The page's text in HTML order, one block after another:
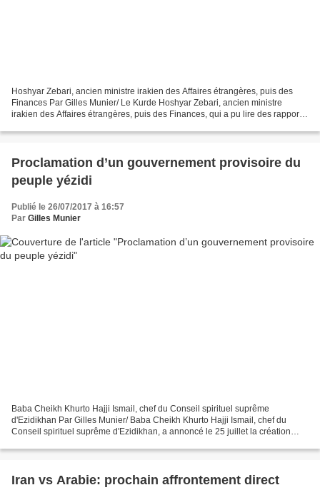
Hoshyar Zebari, ancien ministre irakien des Affaires étrangères, puis des
Finances Par Gilles Munier/ Le Kurde Hoshyar Zebari, ancien ministre
irakien des Affaires étrangères, puis des Finances, qui a pu lire des rapports
Proclamation d’un gouvernement provisoire du
peuple yézidi
Publié le 26/07/2017 à 16:57
Par Gilles Munier
Baba Cheikh Khurto Hajji Ismail, chef du Conseil spirituel suprême
d'Ezidikhan Par Gilles Munier/ Baba Cheikh Khurto Hajji Ismail, chef du
Conseil spirituel suprême d'Ezidikhan, a annoncé le 25 juillet la création
Iran vs Arabie: prochain affrontement direct